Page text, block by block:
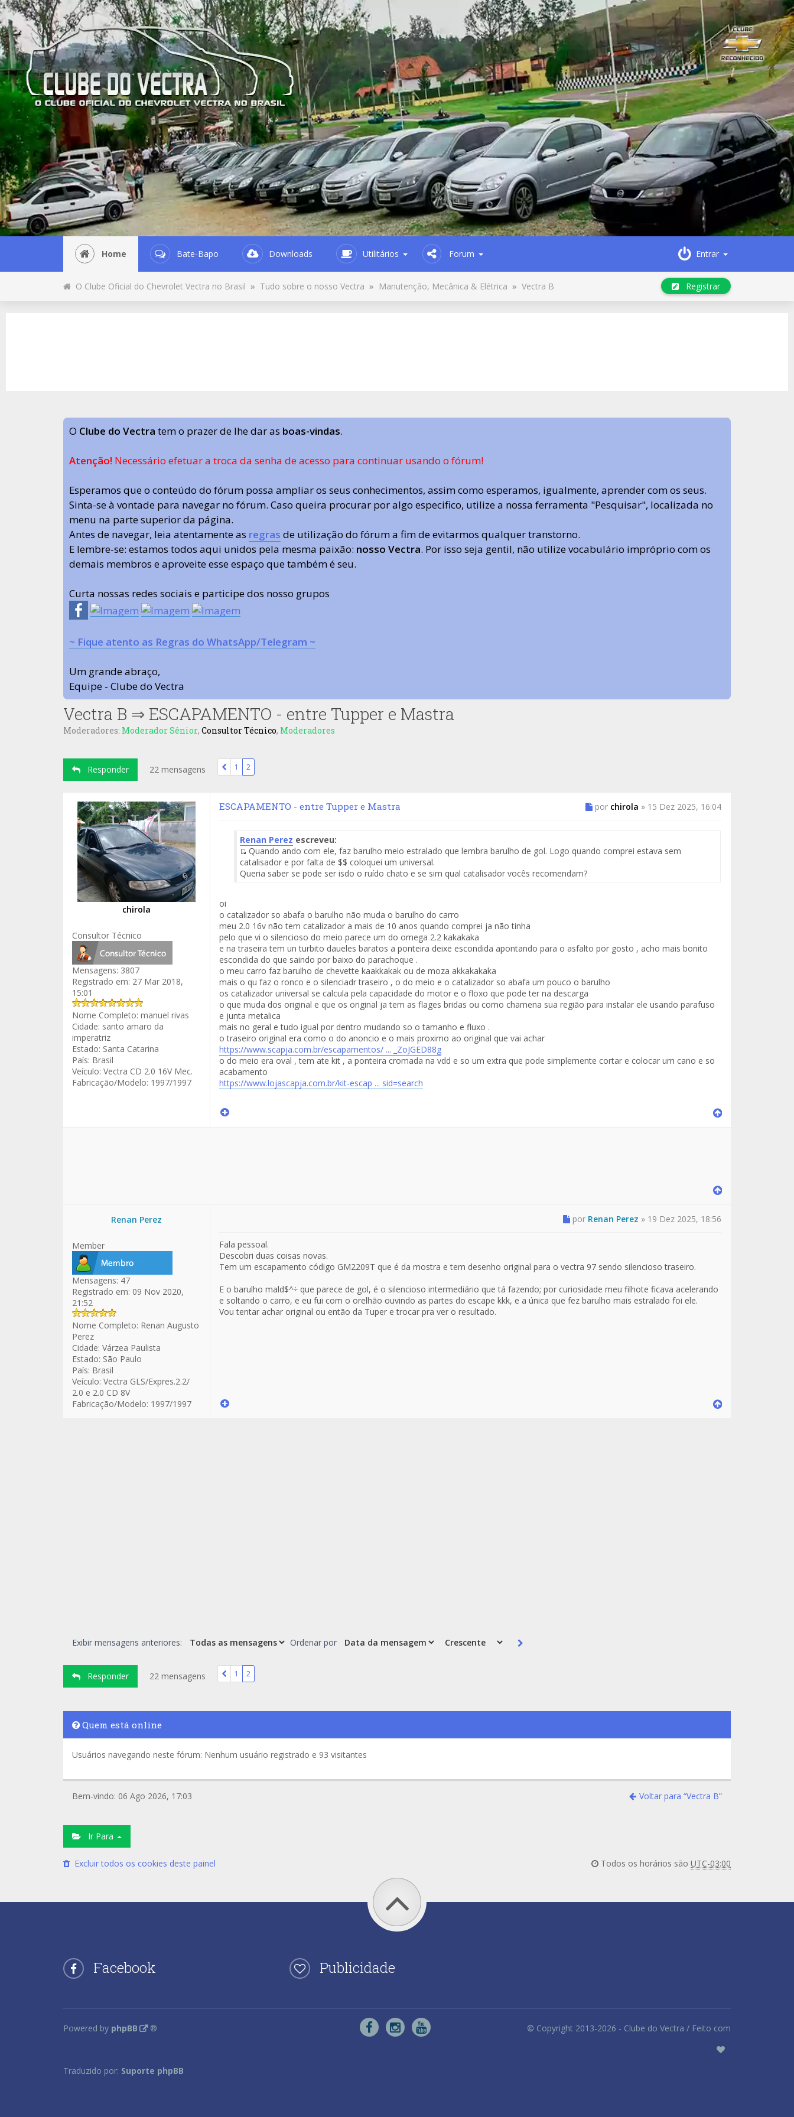
Home Bate-Bapo Downloads Utilitários Forum Entrar
O Clube Oficial do Chevrolet Vectra no Brasil » Tudo sobre o nosso Vectra » Manutenção, Mecânica & Elétrica » Vectra B Registrar
O Clube do Vectra tem o prazer de lhe dar as boas-vindas.
Atenção! Necessário efetuar a troca da senha de acesso para continuar usando o fórum!
Esperamos que o conteúdo do fórum possa ampliar os seus conhecimentos, assim como esperamos, igualmente, aprender com os seus.
Sinta-se à vontade para navegar no fórum. Caso queira procurar por algo especifico, utilize a nossa ferramenta "Pesquisar", localizada no
menu na parte superior da página.
Antes de navegar, leia atentamente as regras de utilização do fórum a fim de evitarmos qualquer transtorno.
E lembre-se: estamos todos aqui unidos pela mesma paixão: nosso Vectra. Por isso seja gentil, não utilize vocabulário impróprio com os
demais membros e aproveite esse espaço que também é seu.
Curta nossas redes sociais e participe dos nosso grupos
~ Fique atento as Regras do WhatsApp/Telegram ~
Um grande abraço,
Equipe - Clube do Vectra
Vectra B ⇒ ESCAPAMENTO - entre Tupper e Mastra
Moderadores: Moderador Sênior, Consultor Técnico, Moderadores
Responder 22 mensagens 1 2
chirola
Consultor Técnico
Mensagens: 3807
Registrado em: 27 Mar 2018,
15:01
Nome Completo: manuel rivas
Cidade: santo amaro da
imperatriz
Estado: Santa Catarina
País: Brasil
Veículo: Vectra CD 2.0 16V Mec.
Fabricação/Modelo: 1997/1997
ESCAPAMENTO - entre Tupper e Mastra por chirola » 15 Dez 2025, 16:04
Renan Perez escreveu:
Fuente
del
Quando ando com ele, faz barulho meio estralado que lembra barulho de gol. Logo quando comprei estava sem
catalisador e por falta de $$ coloquei um universal.
Queria saber se pode ser isdo o ruído chato e se sim qual catalisador vocês recomendam?
oi
o catalizador so abafa o barulho não muda o barulho do carro
meu 2.0 16v não tem catalizador a mais de 10 anos quando comprei ja não tinha
pelo que vi o silencioso do meio parece um do omega 2.2 kakakaka
e na traseira tem un turbito daueles baratos a ponteira deixe escondida apontando para o asfalto por gosto , acho mais bonito
escondida do que saindo por baixo do parachoque .
o meu carro faz barulho de chevette kaakkakak ou de moza akkakakaka
mais o qu faz o ronco e o silenciadr traseiro , o do meio e o catalizador so abafa um pouco o barulho
os catalizador universal se calcula pela capacidade do motor e o floxo que pode ter na descarga
o que muda dos original e que os original ja tem as flages bridas ou como chamena sua região para instalar ele usando parafuso
e junta metalica
mais no geral e tudo igual por dentro mudando so o tamanho e fluxo .
o traseiro original era como o do anoncio e o mais proximo ao original que vai achar
https://www.scapja.com.br/escapamentos/ ... _ZoJGED88g
o do meio era oval , tem ate kit , a ponteira cromada na vdd e so um extra que pode simplemente cortar e colocar um cano e so
acabamento
https://www.lojascapja.com.br/kit-escap ... sid=search
Renan Perez
Member
Mensagens: 47
Registrado em: 09 Nov 2020,
21:52
Nome Completo: Renan Augusto
Perez
Cidade: Várzea Paulista
Estado: São Paulo
País: Brasil
Veículo: Vectra GLS/Expres.2.2/
2.0 e 2.0 CD 8V
Fabricação/Modelo: 1997/1997
por Renan Perez » 19 Dez 2025, 18:56
Fala pessoal.
Descobri duas coisas novas.
Tem um escapamento código GM2209T que é da mostra e tem desenho original para o vectra 97 sendo silencioso traseiro.
E o barulho mald$^÷ que parece de gol, é o silencioso intermediário que tá fazendo; por curiosidade meu filhote ficava acelerando
e soltando o carro, e eu fui com o orelhão ouvindo as partes do escape kkk, e a única que fez barulho mais estralado foi ele.
Vou tentar achar original ou então da Tuper e trocar pra ver o resultado.
Exibir mensagens anteriores: Ordenar por
Responder 22 mensagens 1 2
Quem está online
Usuários navegando neste fórum: Nenhum usuário registrado e 93 visitantes
Bem-vindo: 06 Ago 2026, 17:03 Voltar para “Vectra B”
Ir Para
Excluir todos os cookies deste painel Todos os horários são UTC-03:00
Facebook Publicidade
Powered by phpBB ® © Copyright 2013-2026 - Clube do Vectra / Feito com
Traduzido por: Suporte phpBB